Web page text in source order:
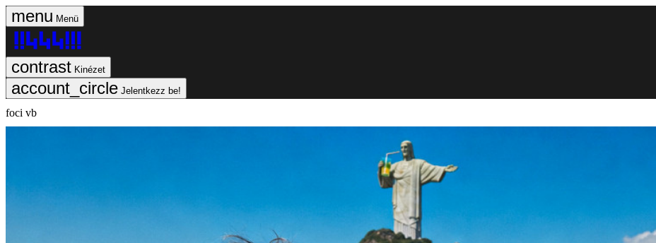
Menü
Kinézet
Jelentkezz be!
foci vb